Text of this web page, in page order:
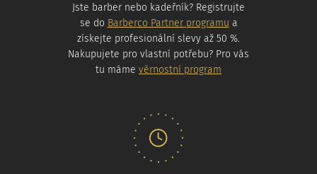
Jste barber nebo kadeřník? Registrujte
se do Barberco Partner programu a
získejte profesionální slevy až 50 %.
Nakupujete pro vlastní potřebu? Pro vás
tu máme věrnostní program